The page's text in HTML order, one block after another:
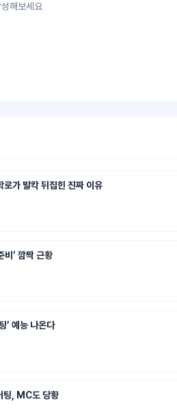
해보세요
가 발칵 뒤집힌 진짜 이유
비’ 깜짝 근황
’ 예능 나온다
팅, MC도 당황